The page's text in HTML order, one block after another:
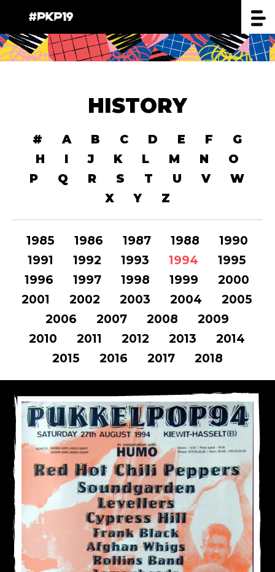
HISTORY
# A B C D E F
G
H
I J K L M N
O
P
Q R S T U V
W
X
Y Z
1985 1986 1987 1988
1990
1991
1992 1993 1994
1995
1996
1997 1998 1999
2000
2001
2002 2003 2004
2005
2006
2007 2008
2009
2010
2011 2012 2013
2014
2015
2016 2017 2018